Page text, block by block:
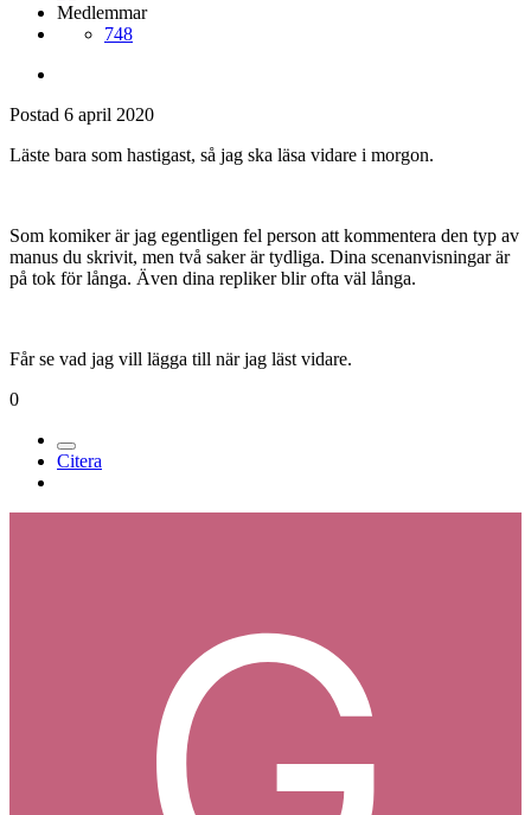
Medlemmar
748
Postad 6 april 2020
Läste bara som hastigast, så jag ska läsa vidare i morgon.
Som komiker är jag egentligen fel person att kommentera den typ av
manus du skrivit, men två saker är tydliga. Dina scenanvisningar är
på tok för långa. Även dina repliker blir ofta väl långa.
Får se vad jag vill lägga till när jag läst vidare.
0
Citera